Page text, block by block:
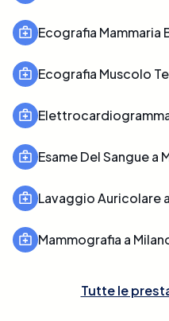
Ecografia Mammaria
Ecografia Muscolo
Esame Del Sangue a
Lavaggio Auricolare
Mammografia a
Tutte le